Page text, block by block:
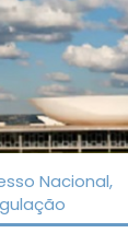
Nacional,